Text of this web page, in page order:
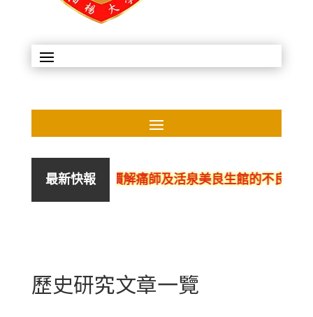
最新快報
評價解痛師及活泉美良生館的不良銷售、呃
歷史研究文章一覽